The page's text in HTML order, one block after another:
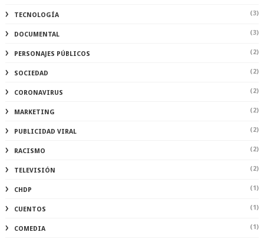
TECNOLOGÍA (3)
DOCUMENTAL (3)
PERSONAJES PÚBLICOS (2)
SOCIEDAD (2)
CORONAVIRUS (2)
MARKETING (2)
PUBLICIDAD VIRAL (2)
RACISMO (2)
TELEVISIÓN (2)
CHDP (1)
CUENTOS (1)
COMEDIA (1)